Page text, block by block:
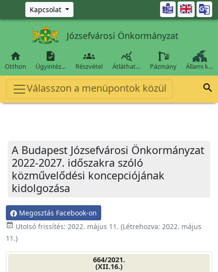
Ugrás a fő tartalomra
Kapcsolat 
Józsefvárosi Önkormányzat

Otthon

Ügyintéz…

Részvétel

Átláthat… Pázmány Állami k…
Válasszon a menüpontok közül 
A Budapest Józsefvárosi Önkormányzat
2022-2027. időszakra szóló
közművelődési koncepciójának
kidolgozása
Megosztás Facebook-on
event_available Utolsó frissítés: 2022. május 11. (Létrehozva: 2022. május
11.)
664/2021.
(XII.16.)